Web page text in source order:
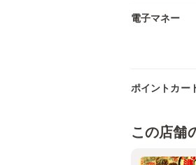
電子マネー
ポイントカー
この店舗